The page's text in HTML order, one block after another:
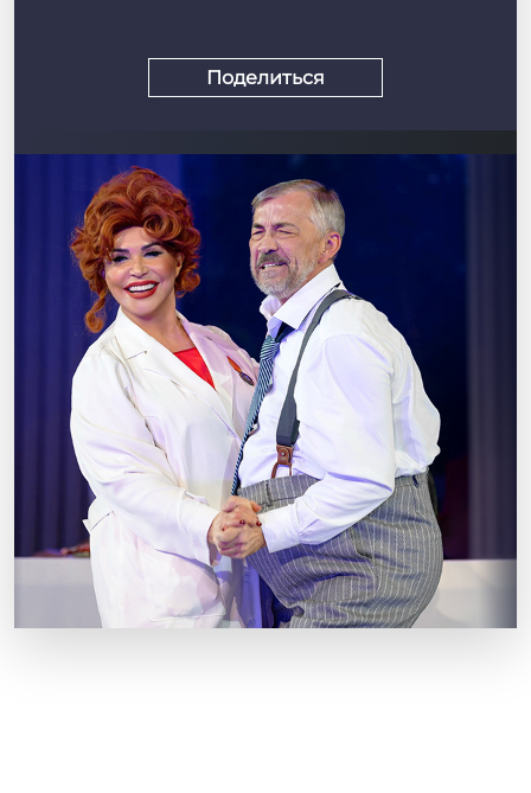
Поделиться